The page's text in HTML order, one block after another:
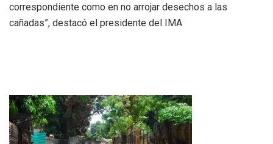
correspondiente como en no arrojar desechos a las
cañadas”, destacó el presidente del IMA